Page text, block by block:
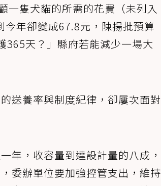
一隻犬貓的所需的花費（未列入
年卻變成67.8元，陳揚批預算
365天？」縣府若能減少一場大
送養率與制度紀律，卻屢次面對
年，收容量到達設計量的八成，
委辦單位要加強控管支出，維持